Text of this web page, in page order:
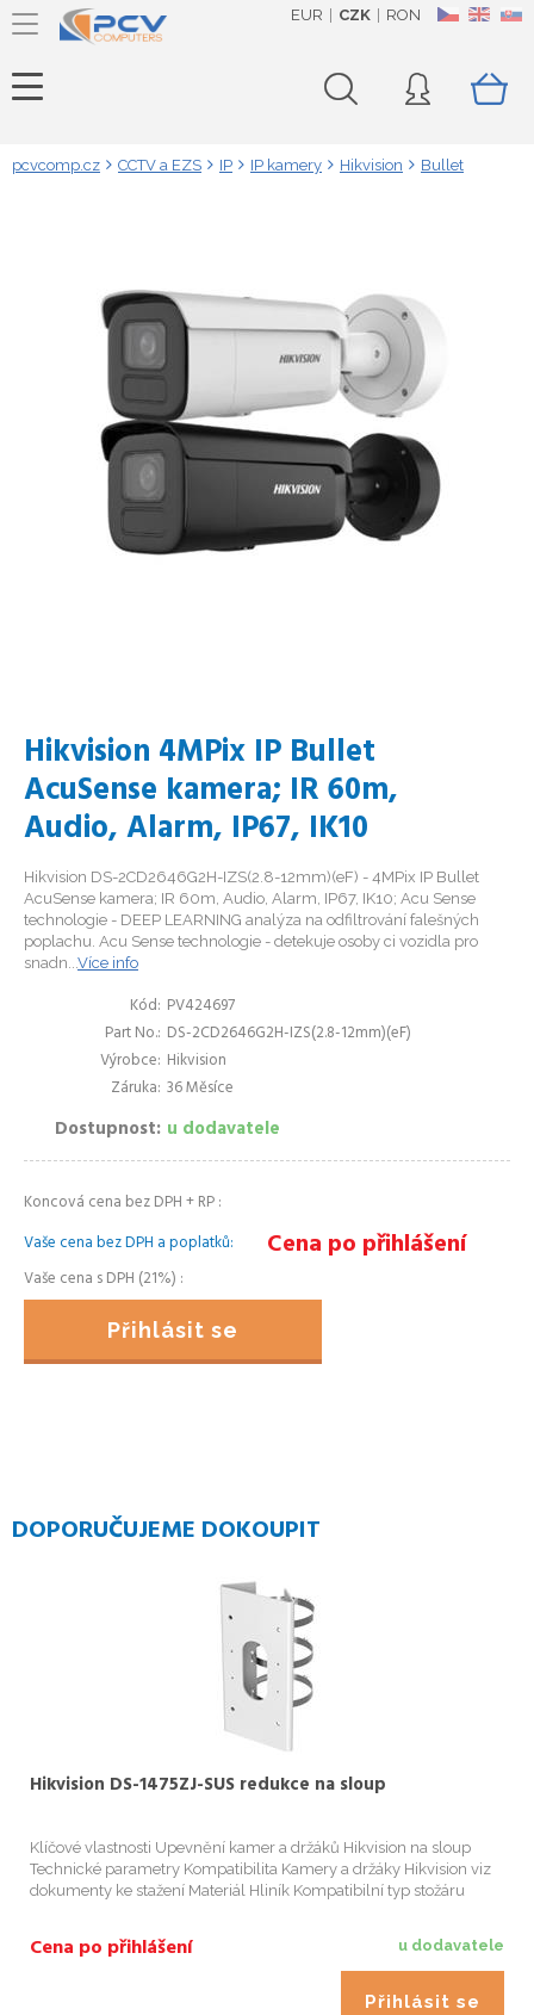
CZ EN SK
EUR CZK RON
pcvcomp.cz CCTV a EZS IP IP kamery Hikvision Bullet
Hikvision 4MPix IP Bullet
AcuSense kamera; IR 60m,
Audio, Alarm, IP67, IK10
Hikvision DS-2CD2646G2H-IZS(2.8-12mm)(eF) - 4MPix IP Bullet
AcuSense kamera; IR 60m, Audio, Alarm, IP67, IK10; Acu Sense
technologie - DEEP LEARNING analýza na odfiltrování falešných
poplachu. Acu Sense technologie - detekuje osoby ci vozidla pro
snadn...Více info
Kód PV424697
Part No. DS-2CD2646G2H-IZS(2.8-12mm)(eF)
Výrobce Hikvision
Záruka 36 Měsíce
Dostupnost u dodavatele
Koncová cena bez DPH + RP
Vaše cena bez DPH a poplatků
Cena po přihlášení
Vaše cena s DPH (21%)
Přihlásit se
DOPORUČUJEME DOKOUPIT
Hikvision DS-1475ZJ-SUS redukce na sloup
Klíčové vlastnosti Upevnění kamer a držáků Hikvision na sloup
Technické parametry Kompatibilita Kamery a držáky Hikvision viz
dokumenty ke stažení Materiál Hliník Kompatibilní typ stožáru
u dodavatele
Cena po přihlášení
Přihlásit se